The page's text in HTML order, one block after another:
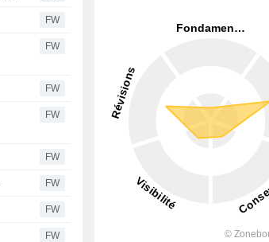
FW
FW
FW
FW
FW
FW
FW
FW